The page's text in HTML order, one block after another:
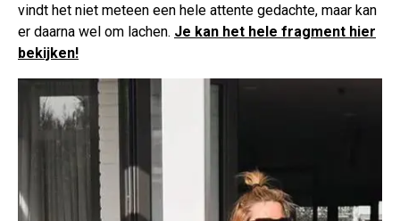
vindt het niet meteen een hele attente gedachte, maar kan
er daarna wel om lachen. Je kan het hele fragment hier
bekijken!